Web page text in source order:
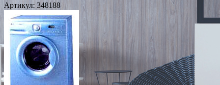
Артикул: 348188